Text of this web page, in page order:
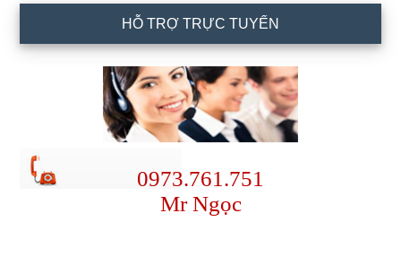
HỖ TRỢ TRỰC TUYẾN
0973.761.751
Mr Ngọc